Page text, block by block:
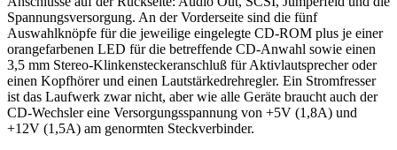
Spannungsversorgung. An der Vorderseite sind die fünf
Auswahlknöpfe für die jeweilige eingelegte CD-ROM plus je einer
orangefarbenen LED für die betreffende CD-Anwahl sowie einen
3,5 mm Stereo-Klinkensteckeranschluß für Aktivlautsprecher oder
einen Kopfhörer und einen Lautstärkedrehregler. Ein Stromfresser
ist das Laufwerk zwar nicht, aber wie alle Geräte braucht auch der
CD-Wechsler eine Versorgungsspannung von +5V (1,8A) und
+12V (1,5A) am genormten Steckverbinder.